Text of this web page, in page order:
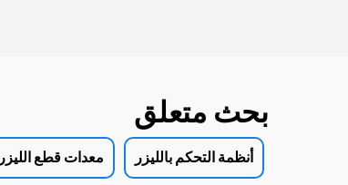
بحث متعلق
أنظمة التحكم بالليزر معدات قطع الليزر